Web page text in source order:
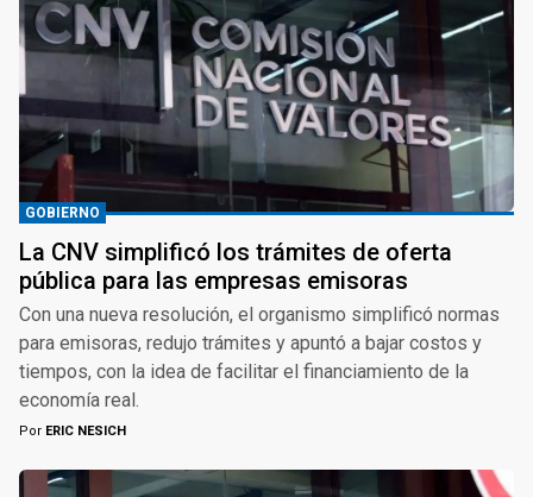
GOBIERNO
La CNV simplificó los trámites de oferta
pública para las empresas emisoras
Con una nueva resolución, el organismo simplificó normas
para emisoras, redujo trámites y apuntó a bajar costos y
tiempos, con la idea de facilitar el financiamiento de la
economía real.
Por ERIC NESICH